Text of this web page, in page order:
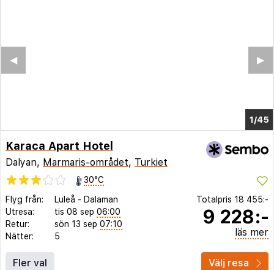
1/39
▶︎
◀︎
Karaca Apart Hotel
Dalyan, Marmaris-området, Turkiet
30°C
Flyg från:
Luleå - Dalaman
Utresa:
tis 08 sep 06:00
Retur:
sön 13 sep 07:10
Nätter:
5
Totalpris 18 455:-
9 228:-
läs mer
Fler val Välj resa